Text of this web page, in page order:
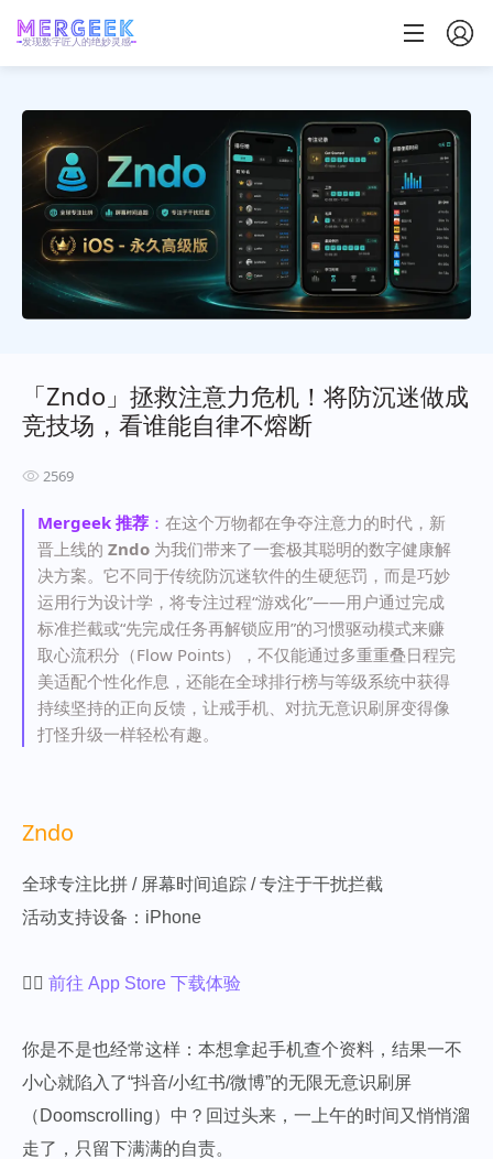
发现数字匠人的绝妙灵感
「Zndo」拯救注意力危机！将防沉迷做成
竞技场，看谁能自律不熔断
2569
Mergeek 推荐 ： 在这个万物都在争夺注意力的时代，新
晋上线的 Zndo 为我们带来了一套极其聪明的数字健康解
决方案。它不同于传统防沉迷软件的生硬惩罚，而是巧妙
运用行为设计学，将专注过程“游戏化”——用户通过完成
标准拦截或“先完成任务再解锁应用”的习惯驱动模式来赚
取心流积分（Flow Points），不仅能通过多重重叠日程完
美适配个性化作息，还能在全球排行榜与等级系统中获得
持续坚持的正向反馈，让戒手机、对抗无意识刷屏变得像
打怪升级一样轻松有趣。
Zndo
全球专注比拼 / 屏幕时间追踪 / 专注于干扰拦截
活动支持设备：iPhone
👉🏻 前往 App Store 下载体验
你是不是也经常这样：本想拿起手机查个资料，结果一不
小心就陷入了“抖音/小红书/微博”的无限无意识刷屏
（Doomscrolling）中？回过头来，一上午的时间又悄悄溜
走了，只留下满满的自责。